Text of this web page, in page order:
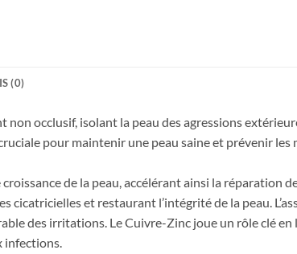
(0)
occlusif, isolant la peau des agressions
pour maintenir une peau saine et prévenir
de la peau, accélérant ainsi la réparation
et restaurant l’intégrité de la peau.
des irritations. Le Cuivre-Zinc joue un rôle clé
infections.